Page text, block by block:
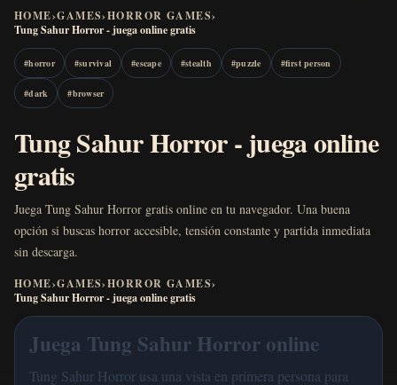
HOME›GAMES›HORROR GAMES›
Tung Sahur Horror - juega online gratis
#horror #survival #escape #stealth #puzzle #first person
#dark #browser
Tung Sahur Horror - juega online
gratis
Juega Tung Sahur Horror gratis online en tu navegador. Una buena
opción si buscas horror accesible, tensión constante y partida inmediata
sin descarga.
HOME›GAMES›HORROR GAMES›
Tung Sahur Horror - juega online gratis
Juega Tung Sahur Horror online
Tung Sahur Horror usa una vista en primera persona para